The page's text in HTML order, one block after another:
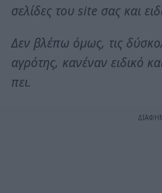
σελίδες του site σας και
Δεν βλέπω όμως, τις
αγρότης, κανέναν ειδικό
πει.